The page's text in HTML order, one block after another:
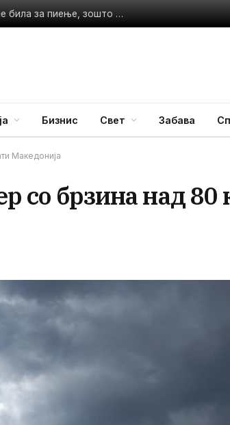
ВМРО-ДПМНЕ: Уште во 2020 година водата во Гостивар не била за пиење, зошто Филипче молчел
Бизнис Свет Забава
Македонија
со брзина над 80